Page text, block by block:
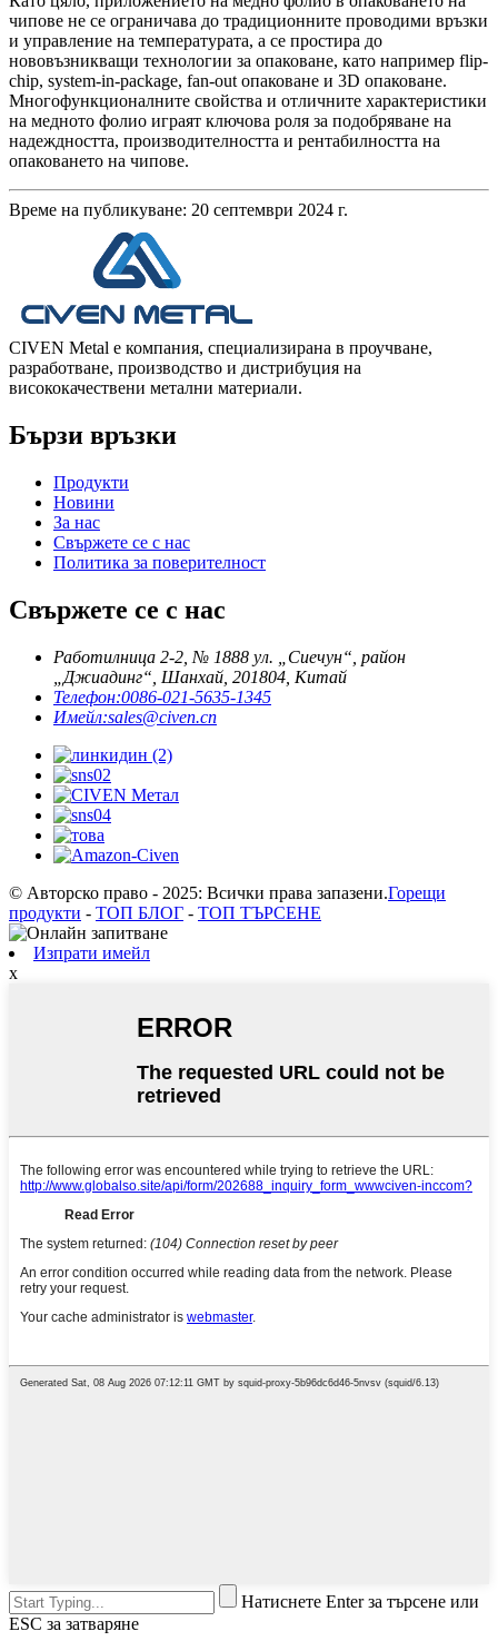
чипове не се ограничава до традиционните проводими връзки
и управление на температурата, а се простира до
нововъзникващи технологии за опаковане, като например flip-
chip, system-in-package, fan-out опаковане и 3D опаковане.
Многофункционалните свойства и отличните характеристики
на медното фолио играят ключова роля за подобряване на
надеждността, производителността и рентабилността на
опаковането на чипове.
Време на публикуване: 20 септември 2024 г.
CIVEN Metal е компания, специализирана в проучване,
разработване, производство и дистрибуция на
висококачествени метални материали.
Бързи връзки
Продукти
Новини
За нас
Свържете се с нас
Политика за поверителност
Свържете се с нас
Работилница 2-2, № 1888 ул. „Сиечун“, район
„Джиадинг“, Шанхай, 201804, Китай
Телефон:0086-021-5635-1345
Имейл:sales@civen.cn
© Авторско право - 2025: Всички права запазени.Горещи
продукти - ТОП БЛОГ - ТОП ТЪРСЕНЕ
Изпрати имейл
x
Натиснете Enter за търсене или
ESC за затваряне